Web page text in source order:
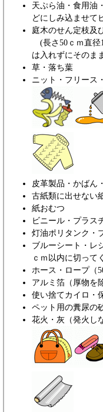
天ぷら油・食用油
どにしみ込ませて
庭木のせん定枝及
(長さ50ｃｍ直径
は入れずにそのま
草・落ち葉
ニット・フリース
皮革製品・かばん
古紙類に出せない
紙おむつ
ビニール・プラス
灯油ポリタンク・
ブルーシート・レ
ｃｍ以内に切って
ホース・ロープ（
アルミ箔（厚物を
使い捨てカイロ・
ペット用の糞尿の
花火・灰（発火し